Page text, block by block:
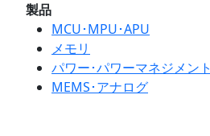
製品
MCU･MPU･APU
メモリ
パワー･パワーマネジメント
MEMS･アナログ